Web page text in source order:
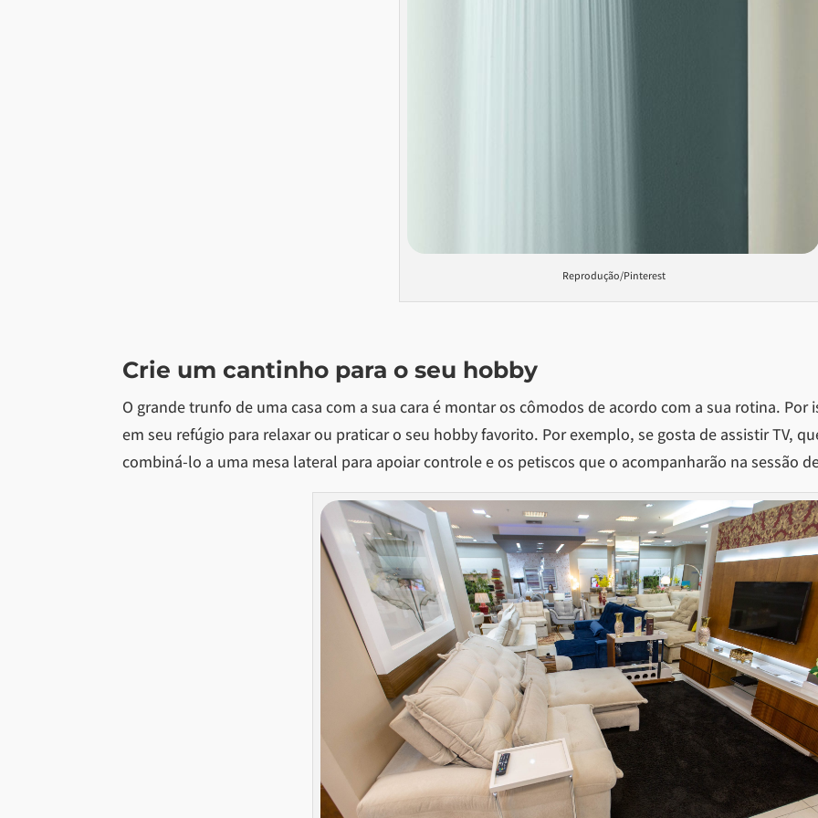
Reprodução/Pinterest
Crie um cantinho para o seu hobby
O grande trunfo de uma casa com a sua cara é montar os cômodos de acordo com a sua rotina.
em seu refúgio para relaxar ou praticar o seu hobby favorito. Por exemplo, se gosta de assistir TV,
combiná-lo a uma mesa lateral para apoiar controle e os petiscos que o acompanharão na sessão